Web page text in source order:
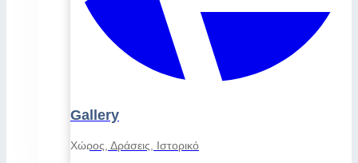
Gallery
Χώρος, Δράσεις, Ιστορικό